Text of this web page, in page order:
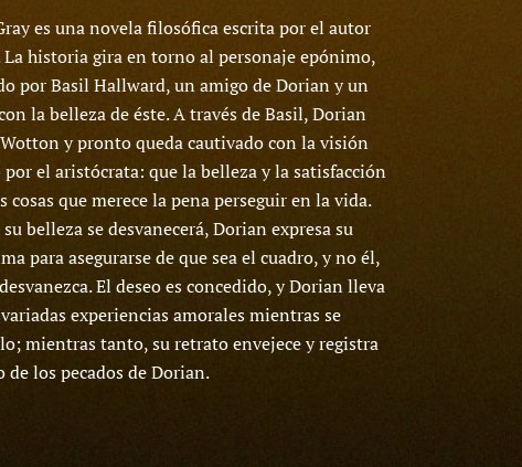
es una novela filosófica escrita por el autor
historia gira en torno al personaje epónimo,
por Basil Hallward, un amigo de Dorian y un
la belleza de éste. A través de Basil, Dorian
y pronto queda cautivado con la visión
el aristócrata: que la belleza y la satisfacción
cosas que merece la pena perseguir en la vida.
belleza se desvanecerá, Dorian expresa su
para asegurarse de que sea el cuadro, y no él,
El deseo es concedido, y Dorian lleva
experiencias amorales mientras se
mientras tanto, su retrato envejece y registra
los pecados de Dorian.